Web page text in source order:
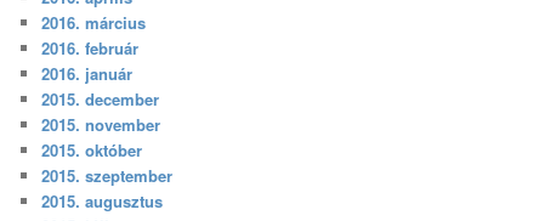
2016. március
2016. február
2016. január
2015. december
2015. november
2015. október
2015. szeptember
2015. augusztus